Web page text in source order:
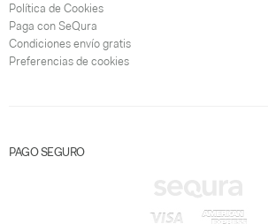
Política de Cookies
Paga con SeQura
Condiciones envío gratis
Preferencias de cookies
PAGO SEGURO